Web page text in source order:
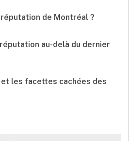
de Montréal ?
au-delà du dernier
et les facettes cachées des